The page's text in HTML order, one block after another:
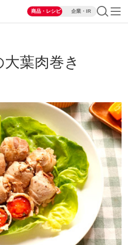
商品・レシピ 企業・IR
葉肉巻き